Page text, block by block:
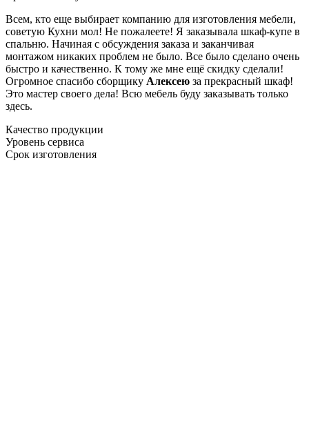
Всем, кто еще выбирает компанию для изготовления мебели,
советую Кухни мол! Не пожалеете! Я заказывала шкаф-купе в
спальню. Начиная с обсуждения заказа и заканчивая
монтажом никаких проблем не было. Все было сделано очень
быстро и качественно. К тому же мне ещё скидку сделали!
Огромное спасибо сборщику Алексею за прекрасный шкаф!
Это мастер своего дела! Всю мебель буду заказывать только
здесь.
Качество продукции
Уровень сервиса
Срок изготовления